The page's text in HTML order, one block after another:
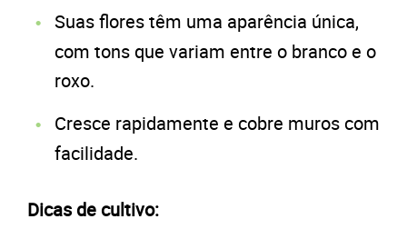
Suas flores têm uma aparência única,
com tons que variam entre o branco e o
roxo.
Cresce rapidamente e cobre muros com
facilidade.
Dicas de cultivo: